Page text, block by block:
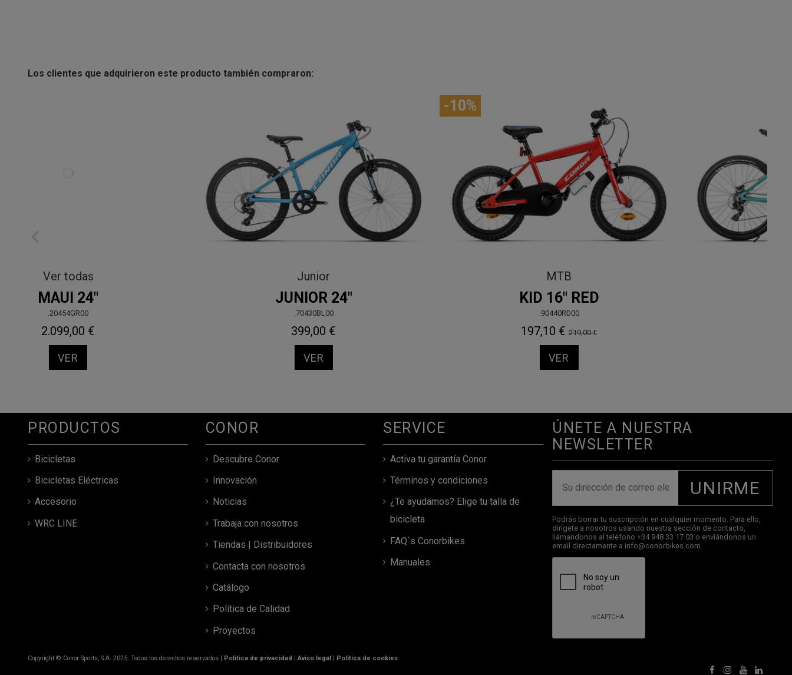
Los clientes que adquirieron este producto también compraron:
PRODUCTOS
Bicicletas
Bicicletas Eléctricas
Accesorio
WRC LINE
CONOR
Descubre Conor
Innovación
Noticias
Trabaja con nosotros
Tiendas | Distribuidores
Contacta con nosotros
Catálogo
Política de Calidad
Proyectos
SERVICE
Activa tu garantía Conor
Términos y condiciones
¿Te ayudamos? Elige tu talla de
bicicleta
FAQ´s Conorbikes
Manuales
ÚNETE A NUESTRA
NEWSLETTER
UNIRME
Podrás borrar tu suscripción en cualquier momento. Para ello,
dirígete a nosotros usando nuestra sección de contacto,
llámandonos al teléfono +34 948 33 17 03 o enviándonos un
email directamente a info@conorbikes.com.
Copyright © Conor Sports, S.A. 2025. Todos los derechos reservados | Política de privacidad | Aviso legal | Política de cookies